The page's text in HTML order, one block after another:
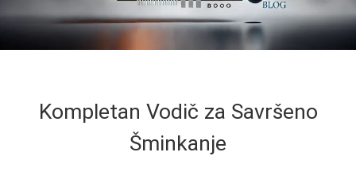
Kompletan Vodič za Savršeno
Šminkanje